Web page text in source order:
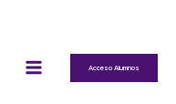
Acceso Alumnos